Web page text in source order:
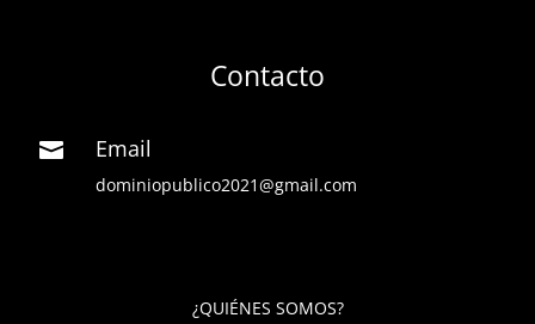
Contacto
 Email
dominiopublico2021@gmail.com
¿QUIÉNES SOMOS?